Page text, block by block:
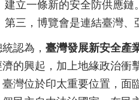
建立一條新的安全防供應鏈。
第三，博覽會是連結臺灣、
認為， 臺灣發展新安全產
濟的興起，加上地緣政治衝
臺灣位於印太重要位置，面